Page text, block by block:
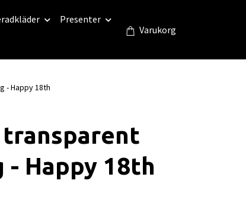
Presenter
Varukorg
- Happy 18th
transparent
- Happy 18th